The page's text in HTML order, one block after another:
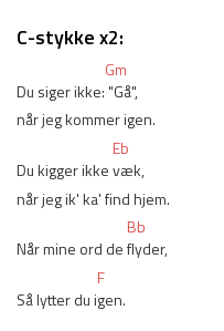
C-stykke x2:
Gm
Du siger ikke: "Gå",
når jeg kommer igen.
Eb
Du kigger ikke væk,
når jeg ik' ka' find hjem.
Bb
Når mine ord de flyder,
F
Så lytter du igen.